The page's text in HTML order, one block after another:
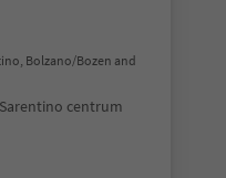
Bolzano/Bozen and
centrum